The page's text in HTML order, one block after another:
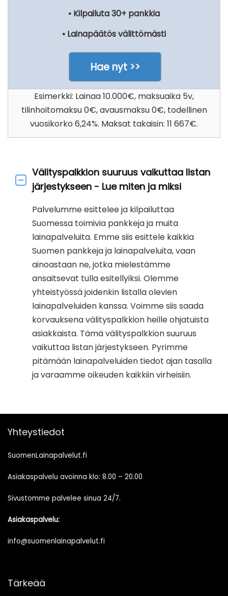
• Kilpailuta 30+ pankkia
• Lainapäätös välittömästi
Hae nyt >>
Esimerkki: Lainaa 10.000€, maksuaika 5v,
tilinhoitomaksu 0€, avausmaksu 0€, todellinen
vuosikorko 6,24%. Maksat takaisin: 11 667€.
Välityspalkkion suuruus vaikuttaa listan
järjestykseen - Lue miten ja miksi
Palvelumme esittelee ja kilpailuttaa
Suomessa toimivia pankkeja ja muita
lainapalveluita. Emme siis esittele kaikkia
Suomen pankkeja ja lainapalveluita, vaan
ainoastaan ne, jotka mielestämme
ansaitsevat tulla esitellyiksi. Olemme
yhteistyössä joidenkin listalla olevien
lainapalveluiden kanssa. Voimme siis saada
korvauksena välityspalkkion heille ohjatuista
asiakkaista. Tämä välityspalkkion suuruus
vaikuttaa listan järjestykseen. Pyrimme
pitämään lainapalveluiden tiedot ajan tasalla
ja varaamme oikeuden kaikkiin virheisiin.
Yhteystiedot
SuomenLainapalvelut.fi
Asiakaspalvelu avoinna klo: 8.00 – 20.00
Sivustomme palvelee sinua 24/7.
Asiakaspalvelu:
info@suomenlainapalvelut.fi
Tärkeää